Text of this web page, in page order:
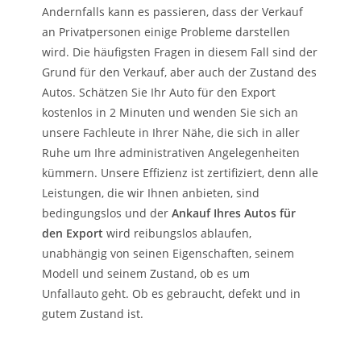
Andernfalls kann es passieren, dass der Verkauf
an Privatpersonen einige Probleme darstellen
wird. Die häufigsten Fragen in diesem Fall sind der
Grund für den Verkauf, aber auch der Zustand des
Autos. Schätzen Sie Ihr Auto für den Export
kostenlos in 2 Minuten und wenden Sie sich an
unsere Fachleute in Ihrer Nähe, die sich in aller
Ruhe um Ihre administrativen Angelegenheiten
kümmern. Unsere Effizienz ist zertifiziert, denn alle
Leistungen, die wir Ihnen anbieten, sind
bedingungslos und derAnkauf Ihres Autos für
den Export wird reibungslos ablaufen,
unabhängig von seinen Eigenschaften, seinem
Modell und seinem Zustand, ob es um
Unfallauto geht. Ob es gebraucht, defekt und in
gutem Zustand ist.